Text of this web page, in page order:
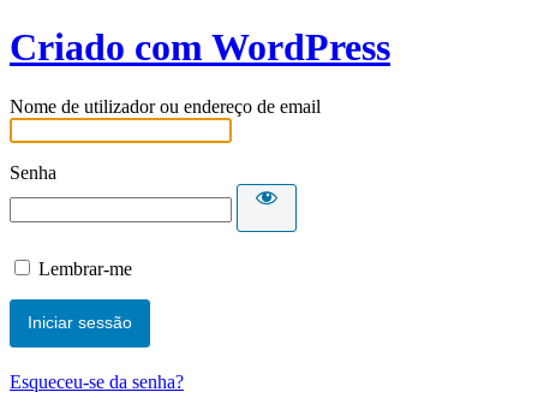
Criado com WordPress
Nome de utilizador ou endereço de email
Senha
Lembrar-me
Esqueceu-se da senha?